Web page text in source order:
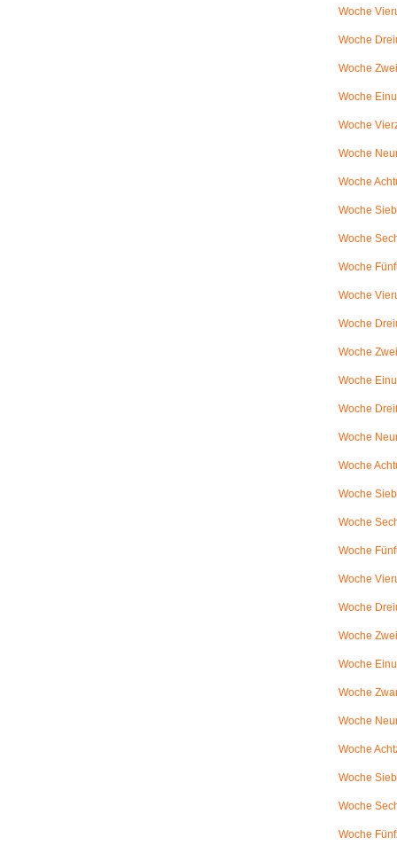
Woche
Woche
Woche
Woche
Woche
Woche
Woche
Woche
Woche
Woche
Woche
Woche
Woche
Woche
Woche
Woche
Woche
Woche
Woche
Woche
Woche
Woche
Woche
Woche
Woche
Woche
Woche
Woche
Woche
Woche